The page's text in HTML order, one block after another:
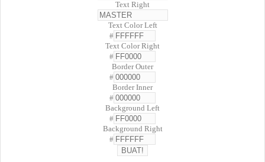
Text Right
Text Color Left
#
Text Color Right
#
Border Outer
#
Border Inner
#
Background Left
#
Background Right
#